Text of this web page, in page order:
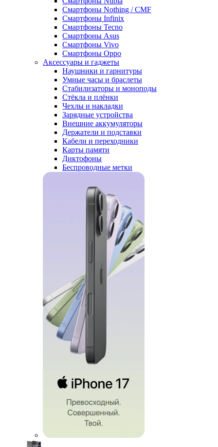
Смартфоны Nothing / CMF
Смартфоны Infinix
Смартфоны Tecno
Смартфоны Asus
Смартфоны Vivo
Смартфоны Oppo
Аксессуары и гаджеты
Наушники и гарнитуры
Умные часы и браслеты
Стабилизаторы и моноподы
Стёкла и плёнки
Чехлы и накладки
Зарядные устройства
Внешние аккумуляторы
Держатели и подставки
Кабели и переходники
Карты памяти
Диктофоны
Беспроводные метки